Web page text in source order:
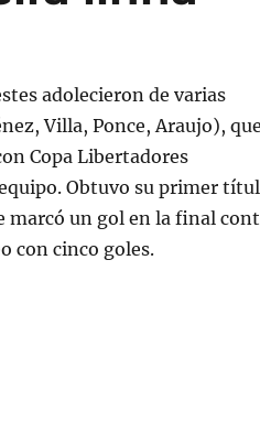
adolecieron de varias
Villa, Ponce, Araujo), que
Copa Libertadores
Obtuvo su primer
marcó un gol en la final
con cinco goles.